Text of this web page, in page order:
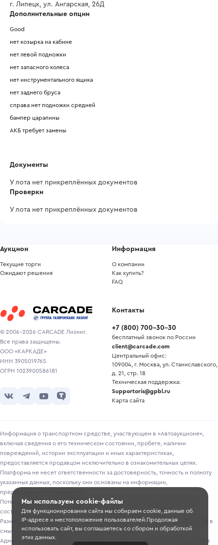
г. Липецк, ул. Ангарская, 26Д
Дополнительные опции
Good
нет козырка на кабине
нет левой подножки
нет запасного колеса
нет инструментального ящика
нет заднего бруса
справа нет подножки средней
бампер царапины
АКБ требует замены
Документы
У лота нет прикреплённых документов
Проверки
У лота нет прикреплённых документов
© 2006-2026 CARCADE Лизинг.
Все права защищены.
ООО «КАРКАДЕ»
ИНН 3905019765
ОГРН 1023900586181
Аукцион
Текущие торги
Ожидают решения
Информация
О компании
Как купить?
FAQ
Контакты
+7 (800) 700-30-30
бесплатный звонок по России
client@carcade.com
Центральный офис:
109004, г. Москва, ул. Станиславского,
д. 21, стр. 18
Техническая поддержка:
Supportoris@gpbl.ru
Карта сайта
Информация о транспортном средстве, участвующем в «Автоаукционе»,
включая сведения о его техническом состоянии, пробеге, наличии
повреждений, истории эксплуатации и иных характеристиках,
предоставляется продавцом исключительно в ознакомительных целях.
Платформа не несет ответственности за достоверность, точность и полноту
указанных данных, поскольку они основаны на информации,
предоставленной продавцом.
Потенциальным покупателям рекомендуется самостоятельно проверять
состояние транспортного средства перед участием в торгах.
Размещение информации о лотах на сайте не является публичной офертой в
смысле, предусмотренном ст. 435-437 ГК РФ.
Администрация Платформы оставляет за собой право вносить изменения в
Мы используем cookie-файлы
Для функционирования сайта мы собираем cookie, данные об
IP-адресе и местоположение пользователей.Продолжая
использовать сайт, вы соглашаетесь со сбором и обработкой
этих данных.